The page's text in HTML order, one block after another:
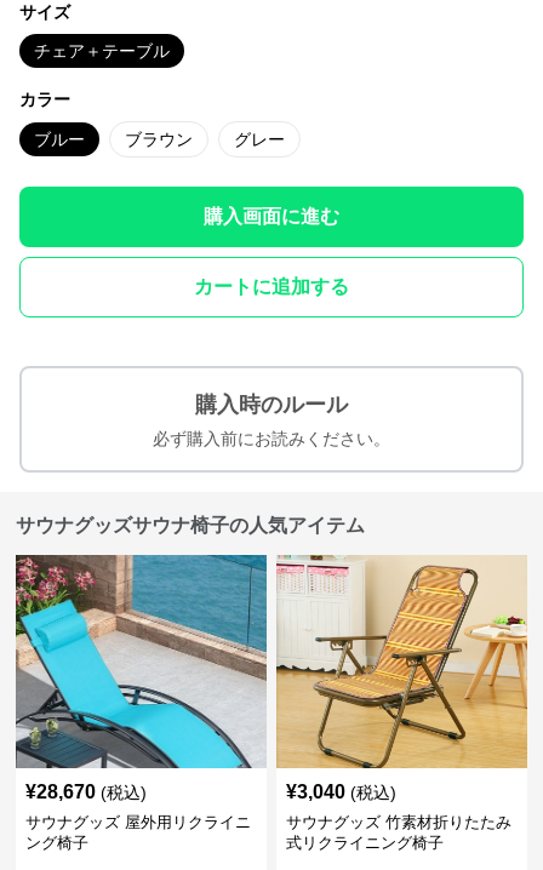
サイズ
チェア＋テーブル
カラー
ブルー ブラウン グレー
購入画面に進む
カートに追加する
購入時のルール
必ず購入前にお読みください。
サウナグッズサウナ椅子の人気アイテム
¥28,670 (税込)
サウナグッズ 屋外用リクライニ
ング椅子
¥3,040 (税込)
サウナグッズ 竹素材折りたたみ
式リクライニング椅子